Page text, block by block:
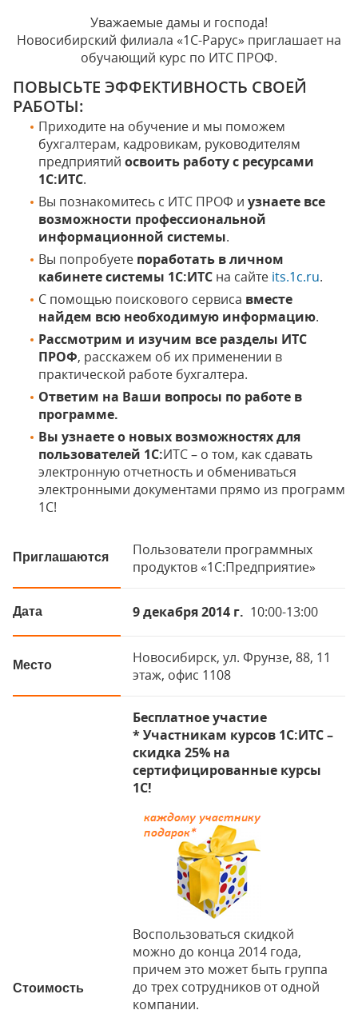
Уважаемые дамы и господа!
Новосибирский филиала «1С-Рарус» приглашает на
обучающий курс по ИТС ПРОФ.
ПОВЫСЬТЕ ЭФФЕКТИВНОСТЬ СВОЕЙ
РАБОТЫ:
Приходите на обучение и мы поможем
бухгалтерам, кадровикам, руководителям
предприятий освоить работу с ресурсами
1С:ИТС.
Вы познакомитесь с ИТС ПРОФ и узнаете все
возможности профессиональной
информационной системы.
Вы попробуете поработать в личном
кабинете системы 1С:ИТС на сайте its.1c.ru.
С помощью поискового сервиса вместе
найдем всю необходимую информацию.
Рассмотрим и изучим все разделы ИТС
ПРОФ, расскажем об их применении в
практической работе бухгалтера.
Ответим на Ваши вопросы по работе в
программе.
Вы узнаете о новых возможностях для
пользователей 1С:ИТС – о том, как сдавать
электронную отчетность и обмениваться
электронными документами прямо из программ
1С!
Приглашаются
Пользователи программных
продуктов «1С:Предприятие»
Дата 9 декабря 2014 г. 10:00-13:00
Место
Новосибирск, ул. Фрунзе, 88, 11
этаж, офис 1108
Стоимость
Бесплатное участие
* Участникам курсов 1С:ИТС –
скидка 25% на
сертифицированные курсы
1С!
Воспользоваться скидкой
можно до конца 2014 года,
причем это может быть группа
до трех сотрудников от одной
компании.